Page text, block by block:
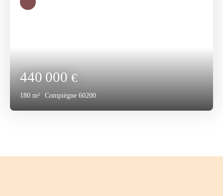
440 000€
180 m² Compiègne 60200